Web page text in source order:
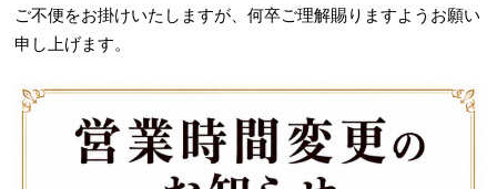
ご不便をお掛けいたしますが、何卒ご理解賜りますようお願い
申し上げます。